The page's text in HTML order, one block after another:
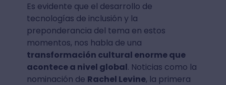
Es evidente que el desarrollo de
tecnologías de inclusión y la
preponderancia del tema en estos
momentos, nos habla de una
transformación cultural enorme que
acontece a nivel global. Noticias como la
nominación de Rachel Levine, la primera